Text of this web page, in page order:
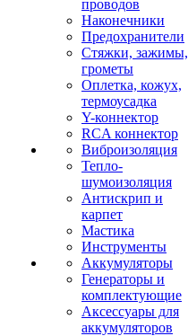
проводов
Наконечники
Предохранители
Стяжки, зажимы,
грометы
Оплетка, кожух,
термоусадка
Y-коннектор
RCA коннектор
Виброизоляция
Тепло-
шумоизоляция
Антискрип и
карпет
Мастика
Инструменты
Аккумуляторы
Генераторы и
комплектующие
Аксессуары для
аккумуляторов